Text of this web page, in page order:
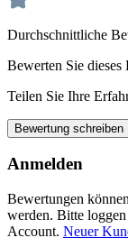
Durchschnittliche
Bewerten Sie dieses
Teilen Sie Ihre
Bewertung schreiben
Anmelden
Bewertungen
werden. Bitte loggen
Account. Neuer